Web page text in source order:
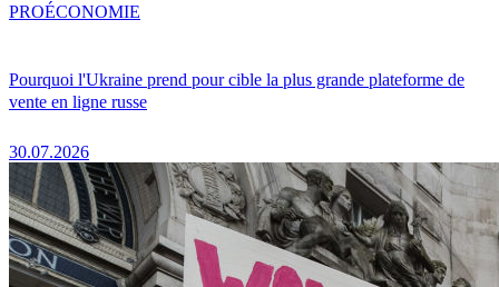
Pourquoi l'Ukraine prend pour cible la plus grande plateforme de
vente en ligne russe
30.07.2026
PROÉCONOMIE